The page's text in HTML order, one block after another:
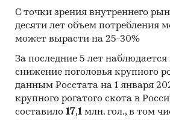
Дата разработки
бизнес-плана
14.08.2025.
Валюта расчетов росс. руб.
С точки зрения внутреннего
десяти лет объем потребления
может вырасти на 25-30%
За последние 5 лет наблюдается
снижение поголовья крупного
данным Росстата на 1 января
крупного рогатого скота в
составило 17,1 млн. гол., в том